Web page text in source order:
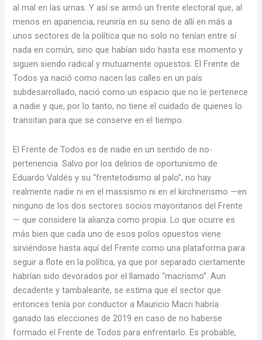
al mal en las urnas. Y así se armó un frente electoral que, al
menos en apariencia, reuniría en su seno de allí en más a
unos sectores de la política que no solo no tenían entre sí
nada en común, sino que habían sido hasta ese momento y
siguen siendo radical y mutuamente opuestos. El Frente de
Todos ya nació como nacen las calles en un país
subdesarrollado, nació como un espacio que no le pertenece
a nadie y que, por lo tanto, no tiene el cuidado de quienes lo
transitan para que se conserve en el tiempo.
El Frente de Todos es de nadie en un sentido de no-
pertenencia. Salvo por los delirios de oportunismo de
Eduardo Valdés y su “frentetodismo al palo”, no hay
realmente nadie ni en el massismo ni en el kirchnerismo —en
ninguno de los dos sectores socios mayoritarios del Frente
— que considere la alianza como propia. Lo que ocurre es
más bien que cada uno de esos polos opuestos viene
sirviéndose hasta aquí del Frente como una plataforma para
seguir a flote en la política, ya que por separado ciertamente
habrían sido devorados por el llamado “macrismo”. Aun
decadente y tambaleante, se estima que el sector que
entonces tenía por conductor a Mauricio Macri habría
ganado las elecciones de 2019 en caso de no haberse
formado el Frente de Todos para enfrentarlo. Es probable,